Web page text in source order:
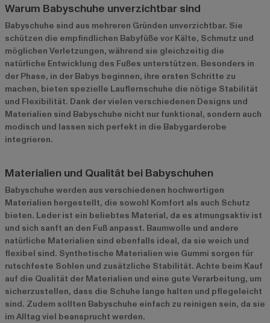
Warum Babyschuhe unverzichtbar sind
Babyschuhe sind aus mehreren Gründen unverzichtbar. Sie
schützen die empfindlichen Babyfüße vor Kälte, Schmutz und
möglichen Verletzungen, während sie gleichzeitig die
natürliche Entwicklung des Fußes unterstützen. Besonders in
der Phase, in der Babys beginnen, ihre ersten Schritte zu
machen, bieten spezielle Lauflernschuhe die nötige Stabilität
und Flexibilität. Dank der vielen verschiedenen Designs und
Materialien sind Babyschuhe nicht nur funktional, sondern auch
modisch und lassen sich perfekt in die Babygarderobe
integrieren.
Materialien und Qualität bei Babyschuhen
Babyschuhe werden aus verschiedenen hochwertigen
Materialien hergestellt, die sowohl Komfort als auch Schutz
bieten. Leder ist ein beliebtes Material, da es atmungsaktiv ist
und sich sanft an den Fuß anpasst. Baumwolle und andere
natürliche Materialien sind ebenfalls ideal, da sie weich und
flexibel sind. Synthetische Materialien wie Gummi sorgen für
rutschfeste Sohlen und zusätzliche Stabilität. Achte beim Kauf
auf die Qualität der Materialien und eine gute Verarbeitung, um
sicherzustellen, dass die Schuhe lange halten und pflegeleicht
sind. Zudem sollten Babyschuhe einfach zu reinigen sein, da sie
im Alltag viel beansprucht werden.